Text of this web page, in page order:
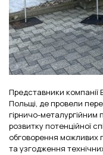
Представники компанії
Польщі, де провели
гірничо-металургійним
розвитку потенційної
обговорення можливих
та узгодження